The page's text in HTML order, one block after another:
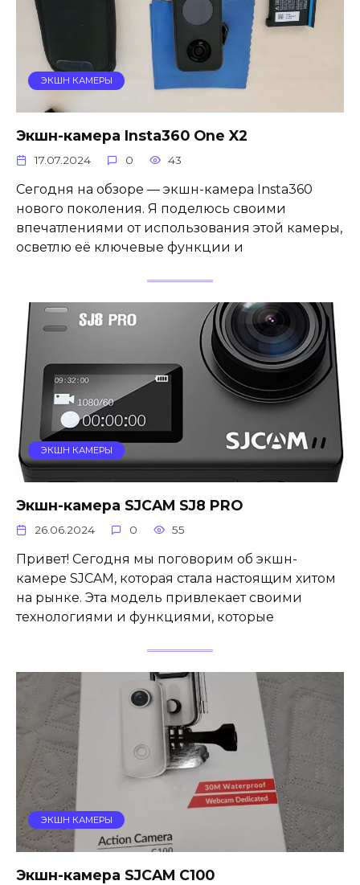
ЭКШН КАМЕРЫ
Экшн-камера Insta360 One X2
17.07.2024 0 43
Сегодня на обзоре — экшн-камера Insta360
нового поколения. Я поделюсь своими
впечатлениями от использования этой камеры,
осветлю её ключевые функции и
ЭКШН КАМЕРЫ
Экшн-камера SJCAM SJ8 PRO
26.06.2024 0 55
Привет! Сегодня мы поговорим об экшн-
камере SJCAM, которая стала настоящим хитом
на рынке. Эта модель привлекает своими
технологиями и функциями, которые
ЭКШН КАМЕРЫ
Экшн-камера SJCAM C100